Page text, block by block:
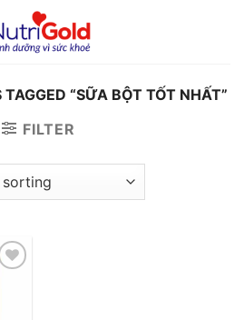
TAGGED “SỮA BỘT TỐT NHẤT”
FILTER